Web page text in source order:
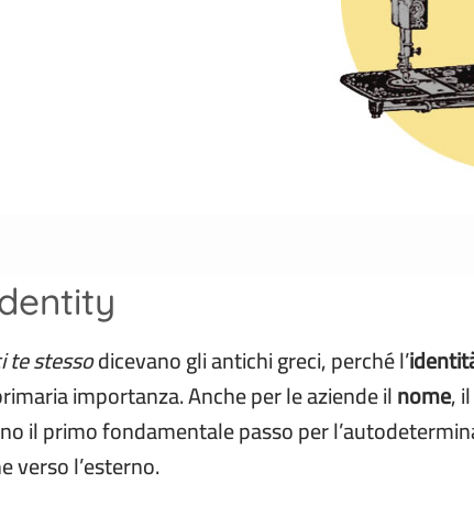
te stessodicevano gli antichi greci, perché l’
importanza. Anche per le aziende ilnome, il
il primo fondamentale passo per
verso l’esterno.